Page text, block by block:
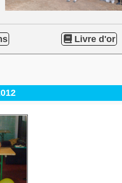
Livre d'or